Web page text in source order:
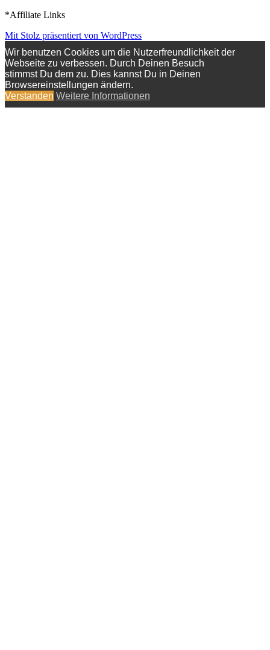
*Affiliate Links
Mit Stolz präsentiert von WordPress
Wir benutzen Cookies um die Nutzerfreundlichkeit der
Webseite zu verbessen. Durch Deinen Besuch
stimmst Du dem zu. Dies kannst Du in Deinen
Browsereinstellungen ändern.
Verstanden Weitere Informationen